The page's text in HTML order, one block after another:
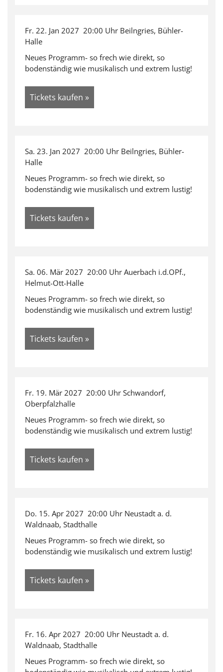
Fr. 22. Jan 2027 20:00 Uhr Beilngries, Bühler-
Halle
Neues Programm- so frech wie direkt, so
bodenständig wie musikalisch und extrem lustig!
Tickets kaufen »
Sa. 23. Jan 2027 20:00 Uhr Beilngries, Bühler-
Halle
Neues Programm- so frech wie direkt, so
bodenständig wie musikalisch und extrem lustig!
Tickets kaufen »
Sa. 06. Mär 2027 20:00 Uhr Auerbach i.d.OPf.,
Helmut-Ott-Halle
Neues Programm- so frech wie direkt, so
bodenständig wie musikalisch und extrem lustig!
Tickets kaufen »
Fr. 19. Mär 2027 20:00 Uhr Schwandorf,
Oberpfalzhalle
Neues Programm- so frech wie direkt, so
bodenständig wie musikalisch und extrem lustig!
Tickets kaufen »
Do. 15. Apr 2027 20:00 Uhr Neustadt a. d.
Waldnaab, Stadthalle
Neues Programm- so frech wie direkt, so
bodenständig wie musikalisch und extrem lustig!
Tickets kaufen »
Fr. 16. Apr 2027 20:00 Uhr Neustadt a. d.
Waldnaab, Stadthalle
Neues Programm- so frech wie direkt, so